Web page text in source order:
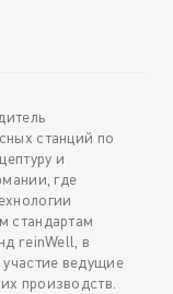
станций по
и
где
стандартам
reinWell, в
ведущие
производств.